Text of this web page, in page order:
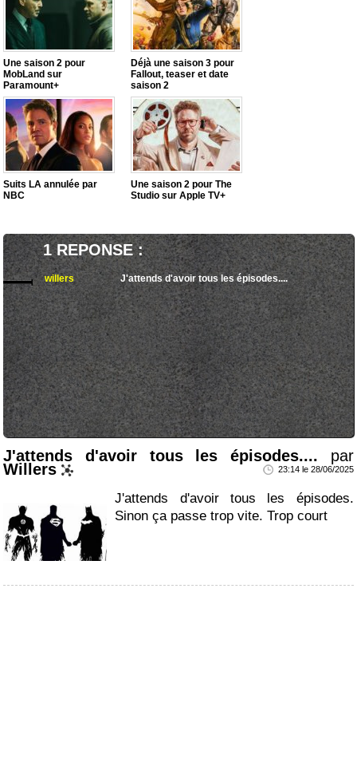
Une saison 2 pour
MobLand sur
Paramount+
Déjà une saison 3 pour
Fallout, teaser et date
saison 2
Suits LA annulée par
NBC
Une saison 2 pour The
Studio sur Apple TV+
1 REPONSE :
willers J'attends d'avoir tous les épisodes....
J'attends d'avoir tous les épisodes.... par
Willers 23:14 le 28/06/2025
J'attends d'avoir tous les épisodes.
Sinon ça passe trop vite. Trop court